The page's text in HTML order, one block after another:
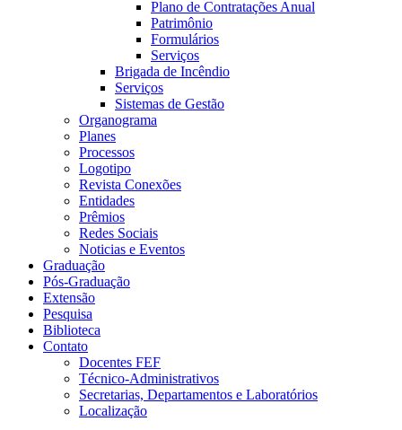
Plano de Contratações Anual
Patrimônio
Formulários
Serviços
Brigada de Incêndio
Serviços
Sistemas de Gestão
Organograma
Planes
Processos
Logotipo
Revista Conexões
Entidades
Prêmios
Redes Sociais
Noticias e Eventos
Graduação
Pós-Graduação
Extensão
Pesquisa
Biblioteca
Contato
Docentes FEF
Técnico-Administrativos
Secretarias, Departamentos e Laboratórios
Localização